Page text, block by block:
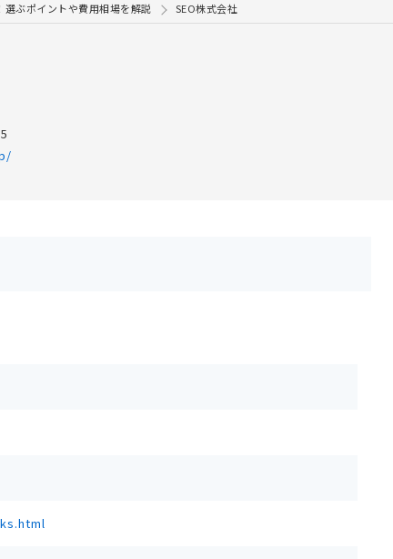
ぶポイントや費用相場を解説 SEO株式会社